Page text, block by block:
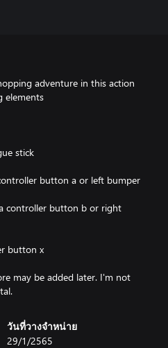
adventure in this action
elements
stick
button a or left bumper
controller button b or right
button x
may be added later. I'm not
วันที่วางจำหน่าย
29/1/2565